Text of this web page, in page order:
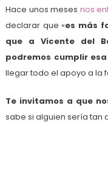
Hace unos meses nos
declarar que «es más
que a Vicente del
podremos cumplir
llegar todo el apoyo a la
Te invitamos a que
sabe si alguien sería tan